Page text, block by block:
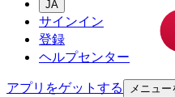
JA
サインイン
登録
ヘルプセンター
アプリをゲットする
メニュー